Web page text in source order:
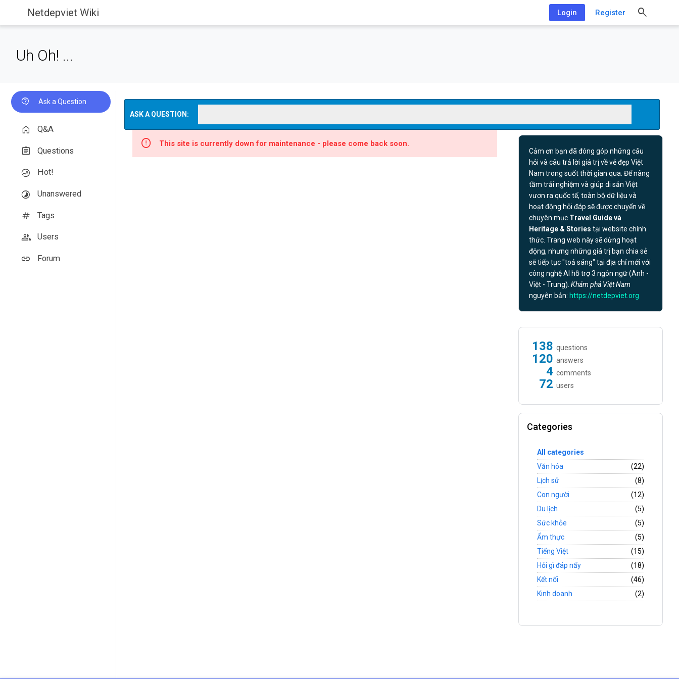
Netdepviet Wiki Login Register
Uh Oh! ...
Ask a Question
Q&A
Questions
Hot!
Unanswered
Tags
Users
Forum
ASK A QUESTION:
This site is currently down for maintenance - please come back soon.
Cảm ơn bạn đã đóng góp những câu
hỏi và câu trả lời giá trị về vẻ đẹp Việt
Nam trong suốt thời gian qua. Để nâng
tầm trải nghiệm và giúp di sản Việt
vươn ra quốc tế, toàn bộ dữ liệu và
hoạt động hỏi đáp sẽ được chuyển về
chuyên mục Travel Guide và
Heritage & Storiestại website chính
thức. Trang web này sẽ dừng hoạt
động, nhưng những giá trị bạn chia sẻ
sẽ tiếp tục "toả sáng" tại địa chỉ mới với
công nghệ AI hỗ trợ 3 ngôn ngữ (Anh -
Việt - Trung).Khám phá Việt Nam
nguyên bản: https://netdepviet.org
138 questions
120 answers
4 comments
72 users
Categories
All categories
Văn hóa
(22)
Lịch sử
(8)
Con người
(12)
Du lịch
(5)
Sức khỏe
(5)
Ẩm thực
(5)
Tiếng Việt
(15)
Hỏi gì đáp nấy
(18)
Kết nối
(46)
Kinh doanh
(2)